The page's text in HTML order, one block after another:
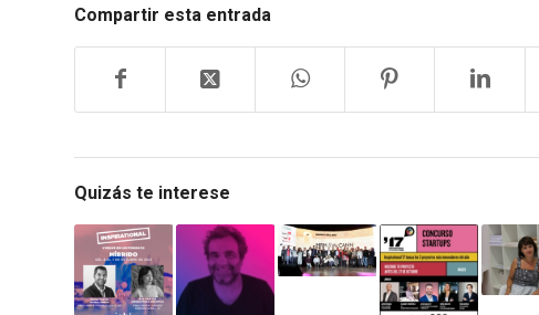
Compartir esta entrada
Quizás te interese